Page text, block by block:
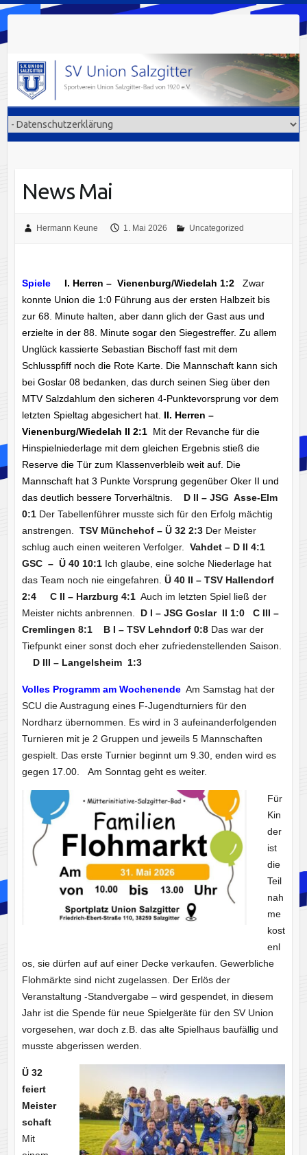
Skip
to
content
News Mai
Hermann Keune 1. Mai 2026 Uncategorized
Spiele I. Herren – Vienenburg/Wiedelah 1:2
Zwar
konnte Union die 1:0 Führung aus der ersten Halbzeit bis
zur 68. Minute halten, aber dann glich der Gast aus und
erzielte in der 88. Minute sogar den Siegestreffer. Zu allem
Unglück kassierte Sebastian Bischoff fast mit dem
Schlusspfiff noch die Rote Karte. Die Mannschaft kann sich
bei Goslar 08 bedanken, das durch seinen Sieg über den
MTV Salzdahlum den sicheren 4-Punktevorsprung vor dem
letzten Spieltag abgesichert hat. II. Herren –
Vienenburg/Wiedelah II 2:1 Mit der Revanche für die
Hinspielniederlage mit dem gleichen Ergebnis stieß die
Reserve die Tür zum Klassenverbleib weit auf. Die
Mannschaft hat 3 Punkte Vorsprung gegenüber Oker II und
das deutlich bessere Torverhältnis.
D II – JSG Asse-Elm
0:1Der Tabellenführer musste sich für den Erfolg mächtig
anstrengen. TSV Münchehof – Ü 32 2:3Der Meister
schlug auch einen weiteren Verfolger. Vahdet – D II 4:1
GSC – Ü 40 10:1Ich glaube, eine solche Niederlage hat
das Team noch nie eingefahren. Ü 40 II – TSV Hallendorf
2:4
C II – Harzburg 4:1Auch im letzten Spiel ließ der
Meister nichts anbrennen. D I – JSG Goslar II 1:0 C III –
Cremlingen 8:1
B I – TSV Lehndorf 0:8Das war der
Tiefpunkt einer sonst doch eher zufriedenstellenden Saison.
D III – Langelsheim 1:3
Volles Programm am Wochenende Am Samstag hat der
SCU die Austragung eines F-Jugendturniers für den
Nordharz übernommen. Es wird in 3 aufeinanderfolgenden
Turnieren mit je 2 Gruppen und jeweils 5 Mannschaften
gespielt. Das erste Turnier beginnt um 9.30, enden wird es
gegen 17.00. Am Sonntag geht es weiter.
Für
Kin
der
ist
die
Teil
nah
me
kost
enl
os, sie dürfen auf auf einer Decke verkaufen. Gewerbliche
Flohmärkte sind nicht zugelassen. Der Erlös der
Veranstaltung -Standvergabe – wird gespendet, in diesem
Jahr ist die Spende für neue Spielgeräte für den SV Union
vorgesehen, war doch z.B. das alte Spielhaus baufällig und
musste abgerissen werden.
Ü 32
feiert
Meister
schaft
Mit